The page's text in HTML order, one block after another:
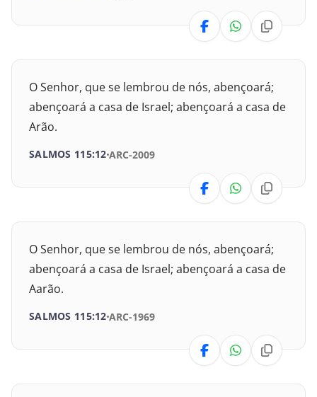
Neemias
Ester
Jó
Eclesiastes
Cânticos
Isaías
Jeremias
Lamentações
O Senhor, que se lembrou de nós, abençoará;
abençoará a casa de Israel; abençoará a casa de
Arão.
SALMOS 115:12ARC-2009
O Senhor, que se lembrou de nós, abençoará;
abençoará a casa de Israel; abençoará a casa de
Aarão.
SALMOS 115:12ARC-1969